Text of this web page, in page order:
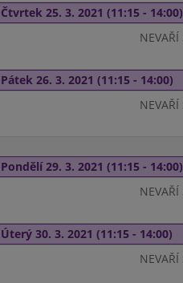
Čtvrtek 25. 3. 2021 (11:15 - 14:00)
NEVAŘÍ
Pátek 26. 3. 2021 (11:15 - 14:00)
NEVAŘÍ
Pondělí 29. 3. 2021 (11:15 - 14:00)
NEVAŘÍ
Úterý 30. 3. 2021 (11:15 - 14:00)
NEVAŘÍ